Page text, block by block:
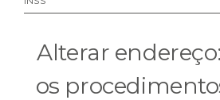
Alterar
os